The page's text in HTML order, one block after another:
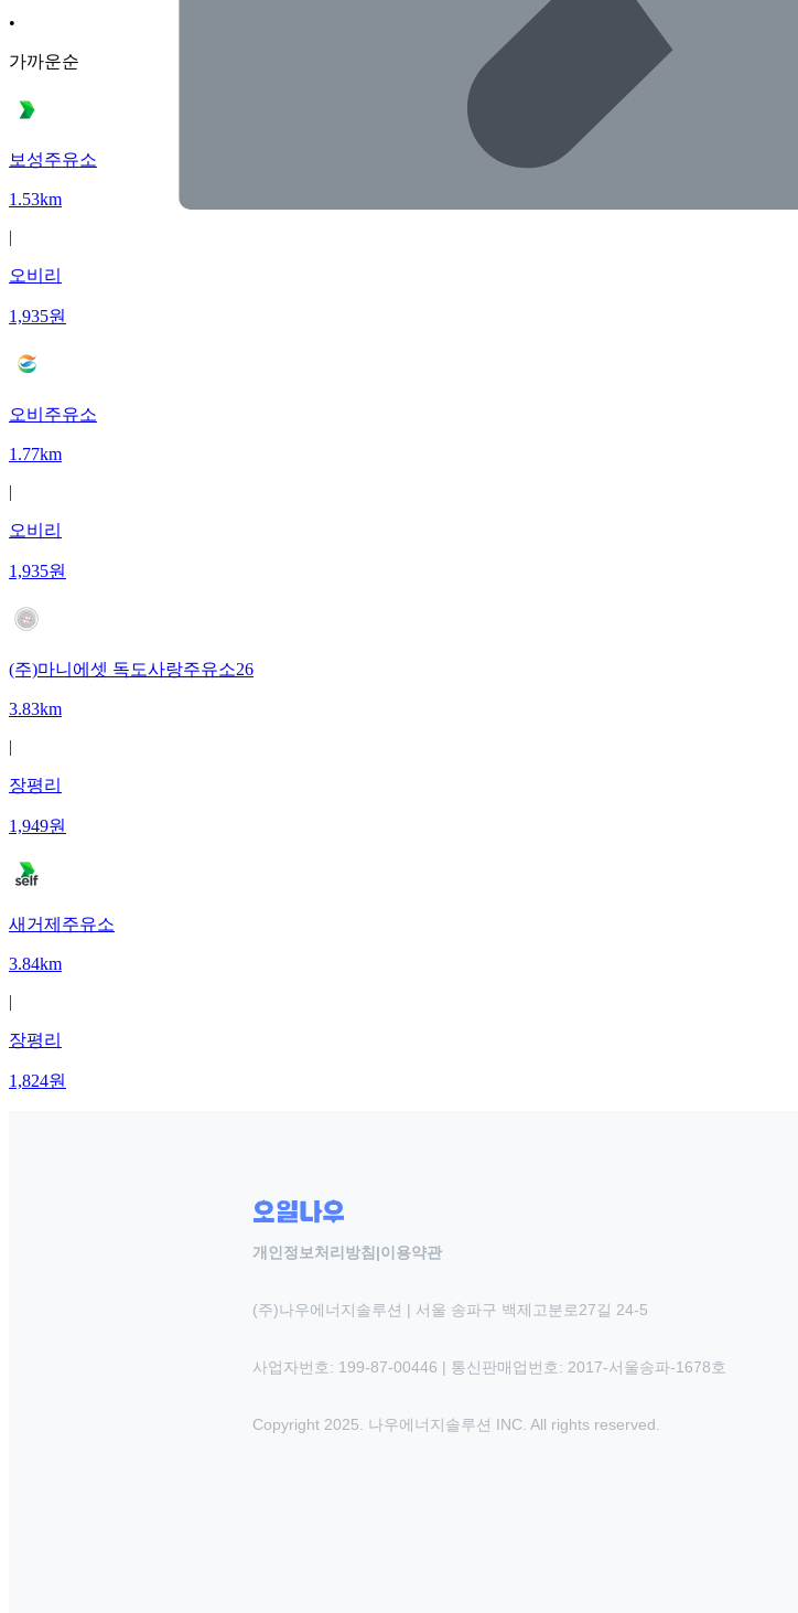
•
가까운순
보성주유소
1.53km
|
오비리
1,935원
오비주유소
1.77km
|
오비리
1,935원
(주)마니에셋 독도사랑주유소26
3.83km
|
장평리
1,949원
새거제주유소
3.84km
|
장평리
1,824원
개인정보처리방침|이용약관
(주)나우에너지솔루션 | 서울 송파구 백제고분로27길 24-5
사업자번호: 199-87-00446 | 통신판매업번호: 2017-서울송파-1678호
Copyright 2025. 나우에너지솔루션 INC. All rights reserved.